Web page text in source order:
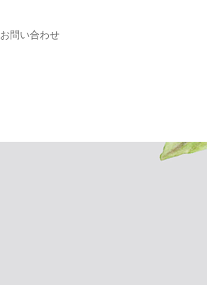
お問い合わせ